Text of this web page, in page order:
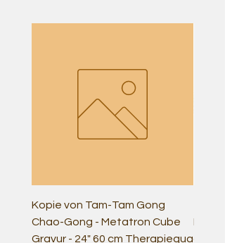
Kopie von Tam-Tam Gong
Chao-Gong - Metatron Cube
Gravur - 24" 60 cm Therapiequacm